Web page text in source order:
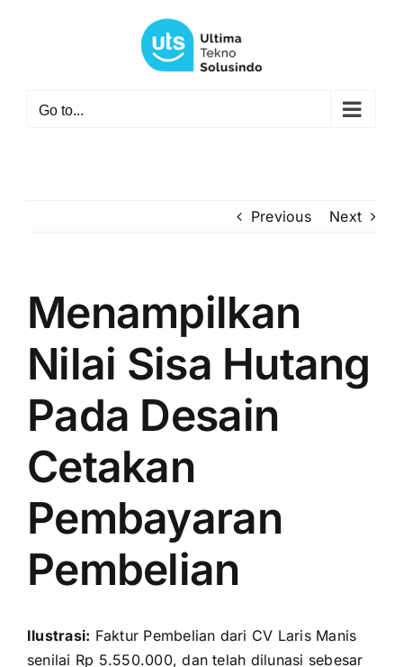
Go to...
Previous Next
Menampilkan
Nilai Sisa Hutang
Pada Desain
Cetakan
Pembayaran
Pembelian
Ilustrasi: Faktur Pembelian dari CV Laris Manis
senilai Rp 5.550.000, dan telah dilunasi sebesar